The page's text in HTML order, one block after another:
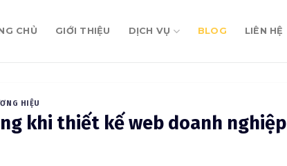
CHỦ GIỚI THIỆU DỊCH VỤ BLOG LIÊN HỆ
HIỆU
khi thiết kế web doanh nghiệp